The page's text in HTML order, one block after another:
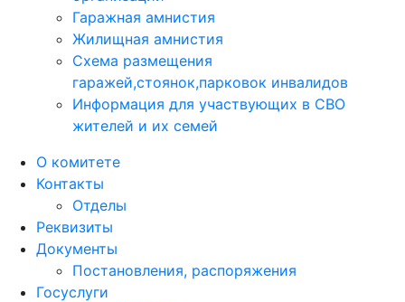
Гаражная амнистия
Жилищная амнистия
Схема размещения
гаражей,стоянок,парковок инвалидов
Информация для участвующих в СВО
жителей и их семей
О комитете
Контакты
Отделы
Реквизиты
Документы
Постановления, распоряжения
Госуслуги